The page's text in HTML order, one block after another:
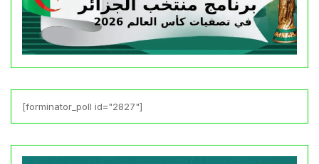
[forminator_poll id="2827"]